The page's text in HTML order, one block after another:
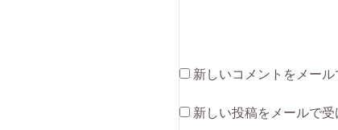
新しいコメントをメール
新しい投稿をメールで受